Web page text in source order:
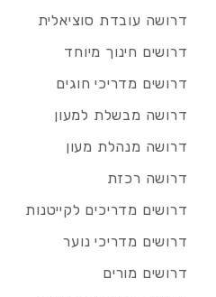
דרושה עובדת סוציאלית
דרושים חינוך מיוחד
דרושים מדריכי חוגים
דרושה מבשלת למעון
דרושה מנהלת מעון
דרושה רכזת
דרושים מדריכים לקייטנות
דרושים מדריכי נוער
דרושים מורים